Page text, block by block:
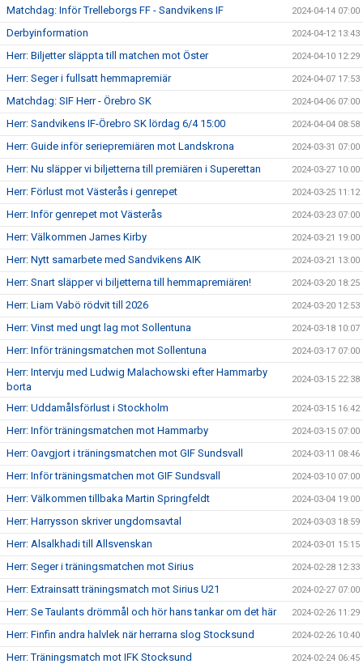
Matchdag: Inför Trelleborgs FF - Sandvikens IF 2024-04-14 07:00
Derbyinformation 2024-04-12 13:43
Herr: Biljetter släppta till matchen mot Öster 2024-04-10 12:29
Herr: Seger i fullsatt hemmapremiär 2024-04-07 17:53
Matchdag: SIF Herr - Örebro SK 2024-04-06 07:00
Herr: Sandvikens IF-Örebro SK lördag 6/4 15:00 2024-04-04 08:58
Herr: Guide inför seriepremiären mot Landskrona 2024-03-31 07:00
Herr: Nu släpper vi biljetterna till premiären i Superettan 2024-03-27 10:00
Herr: Förlust mot Västerås i genrepet 2024-03-25 11:12
Herr: Inför genrepet mot Västerås 2024-03-23 07:00
Herr: Välkommen James Kirby 2024-03-21 19:00
Herr: Nytt samarbete med Sandvikens AIK 2024-03-21 13:00
Herr: Snart släpper vi biljetterna till hemmapremiären! 2024-03-20 18:25
Herr: Liam Vabö rödvit till 2026 2024-03-20 12:53
Herr: Vinst med ungt lag mot Sollentuna 2024-03-18 10:07
Herr: Inför träningsmatchen mot Sollentuna 2024-03-17 07:00
Herr: Intervju med Ludwig Malachowski efter Hammarby
borta
2024-03-15 22:38
Herr: Uddamålsförlust i Stockholm 2024-03-15 16:42
Herr: Inför träningsmatchen mot Hammarby 2024-03-15 07:00
Herr: Oavgjort i träningsmatchen mot GIF Sundsvall 2024-03-11 08:46
Herr: Inför träningsmatchen mot GIF Sundsvall 2024-03-10 07:00
Herr: Välkommen tillbaka Martin Springfeldt 2024-03-04 19:00
Herr: Harrysson skriver ungdomsavtal 2024-03-03 18:59
Herr: Alsalkhadi till Allsvenskan 2024-03-01 15:15
Herr: Seger i träningsmatchen mot Sirius 2024-02-28 12:33
Herr: Extrainsatt träningsmatch mot Sirius U21 2024-02-27 07:00
Herr: Se Taulants drömmål och hör hans tankar om det här 2024-02-26 11:29
Herr: Finfin andra halvlek när herrarna slog Stocksund 2024-02-26 10:40
Herr: Träningsmatch mot IFK Stocksund 2024-02-24 06:45